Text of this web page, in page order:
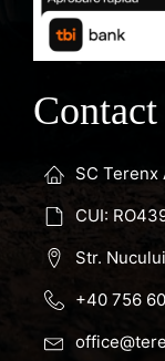
Contact
SC Terenx
CUI:
Str.
+40 756